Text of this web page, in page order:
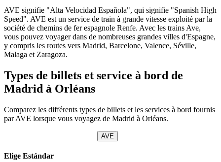
AVE signifie "Alta Velocidad Española", qui signifie "Spanish High
Speed". AVE est un service de train à grande vitesse exploité par la
société de chemins de fer espagnole Renfe. Avec les trains Ave,
vous pouvez voyager dans de nombreuses grandes villes d'Espagne,
y compris les routes vers Madrid, Barcelone, Valence, Séville,
Malaga et Zaragoza.
Types de billets et service à bord de
Madrid à Orléans
Comparez les différents types de billets et les services à bord fournis
par AVE lorsque vous voyagez de Madrid à Orléans.
AVE
Elige Estándar